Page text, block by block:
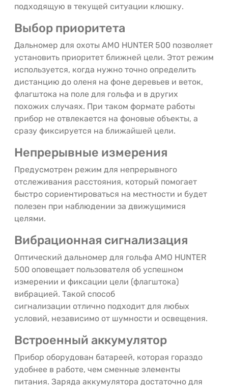
подходящую в текущей ситуации клюшку.
Выбор приоритета
Дальномер для охоты AMO HUNTER 500 позволяет
установить приоритет ближней цели. Этот режим
используется, когда нужно точно определить
дистанцию до оленя на фоне деревьев и веток,
флагштока на поле для гольфа и в других
похожих случаях. При таком формате работы
прибор не отвлекается на фоновые объекты, а
сразу фиксируется на ближайшей цели.
Непрерывные измерения
Предусмотрен режим для непрерывного
отслеживания расстояния, который помогает
быстро сориентироваться на местности и будет
полезен при наблюдении за движущимися
целями.
Вибрационная сигнализация
Оптический дальномер для гольфа AMO HUNTER
500 оповещает пользователя об успешном
измерении и фиксации цели (флагштока)
вибрацией. Такой способ
сигнализации отлично подходит для любых
условий, независимо от шумности и освещения.
Встроенный аккумулятор
Прибор оборудован батареей, которая гораздо
удобнее в работе, чем сменные элементы
питания. Заряда аккумулятора достаточно для